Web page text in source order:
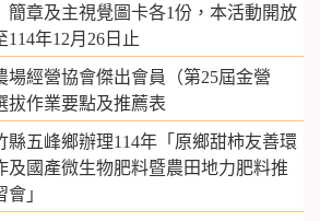
簡章及主視覺圖卡各1份，本活動開放
114年12月26日止
場經營協會傑出會員（第25屆金營
拔作業要點及推薦表
縣五峰鄉辦理114年「原鄉甜柿友善環
及國產微生物肥料暨農田地力肥料推
會」